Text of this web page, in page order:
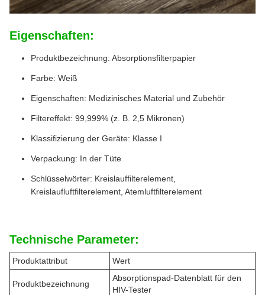
Eigenschaften:
Produktbezeichnung: Absorptionsfilterpapier
Farbe: Weiß
Eigenschaften: Medizinisches Material und Zubehör
Filtereffekt: 99,999% (z. B. 2,5 Mikronen)
Klassifizierung der Geräte: Klasse I
Verpackung: In der Tüte
Schlüsselwörter: Kreislauffilterelement,
Kreislaufluftfilterelement, Atemluftfilterelement
Technische Parameter:
Produktattribut Wert
Produktbezeichnung
Absorptionspad-Datenblatt für den
HIV-Tester